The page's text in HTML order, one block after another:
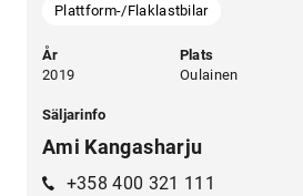
Plattform-/Flaklastbilar
År
2019
Plats
Oulainen
Säljarinfo
Ami Kangasharju
+358 400 321 111